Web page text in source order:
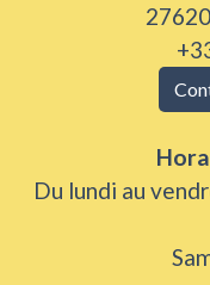
Du lundi au